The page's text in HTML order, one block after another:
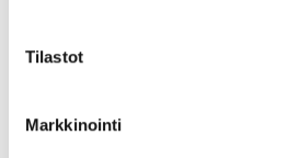
Tilastot
Markkinointi